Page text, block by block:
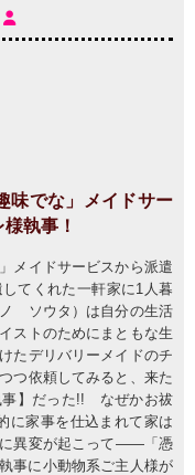
味でな」メイドサー
執事！
メイドサービスから派遣
てくれた一軒家に1人暮
ソウタ）は自分の生活
ストのためにまともな生
たデリバリーメイドのチ
つ依頼してみると、来た
事】だった!! なぜかお祓
に家事を仕込まれて家は
に異変が起こって――「憑
事に小動物系ご主人様が